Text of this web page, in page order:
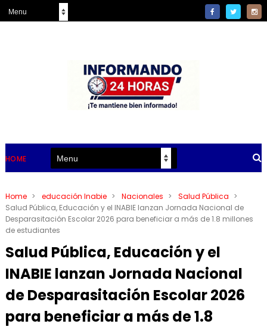
HOME
Home > educación Inabie > Nacionales > Salud Pública >
Salud Pública, Educación y el INABIE lanzan Jornada Nacional de
Desparasitación Escolar 2026 para beneficiar a más de 1.8 millones
de estudiantes
Salud Pública, Educación y el
INABIE lanzan Jornada Nacional
de Desparasitación Escolar 2026
para beneficiar a más de 1.8